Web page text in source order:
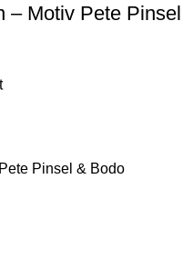
– Motiv Pete Pinsel
Pinsel & Bodo